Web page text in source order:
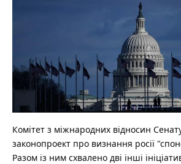
Комітет з міжнародних відносин
законопроект про визнання росії
Разом із ним схвалено дві інші